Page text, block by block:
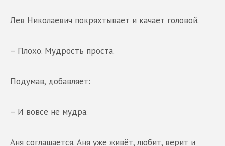
Лев Николаевич покряхтывает и качает головой.
– Плохо. Мудрость проста.
Подумав, добавляет:
– И вовсе не мудра.
Аня соглашается. Аня уже живёт, любит, верит и